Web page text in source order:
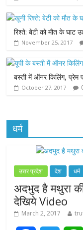
o
k
r
रिश्ते: बेटी को मौत के घाट
November 25, 2017
बस्ती में ऑनर किलिंग, प्रेम
October 27, 2017
धर्म
उत्तर प्रदेश देश धर्म
अदभुद है मथुरा
देखिये Video
March 2, 2017